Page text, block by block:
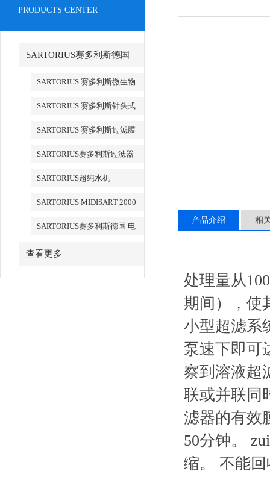
PRODUCTS CENTER
SARTORIUS赛多利斯德国
SARTORIUS 赛多利斯微生物
SARTORIUS 赛多利斯针头式
SARTORIUS 赛多利斯过滤膜
SARTORIUS赛多利斯过滤器
SARTORIUS超纯水机
SARTORIUS MIDISART 2000
SARTORIUS赛多利斯德国 电
查看更多
产品介绍 相
处理量从
期间）
小型超滤系
泵速下即可达
察到溶液超
联或并联同时
滤器的有效
50分钟
缩。 不能